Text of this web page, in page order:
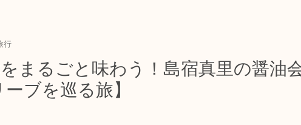
行
まるごと味わう！島宿真里の醤油
ブを巡る旅】